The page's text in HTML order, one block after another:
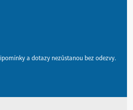
a dotazy nezůstanou bez odezvy.